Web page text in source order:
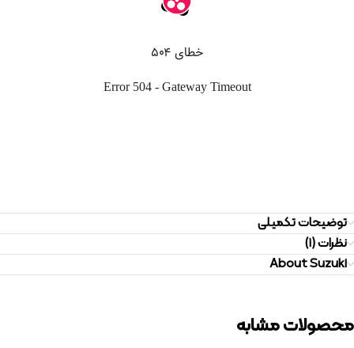
توضیحات تکمیلی
نظرات (1)
About Suzuki
محصولات مشابه